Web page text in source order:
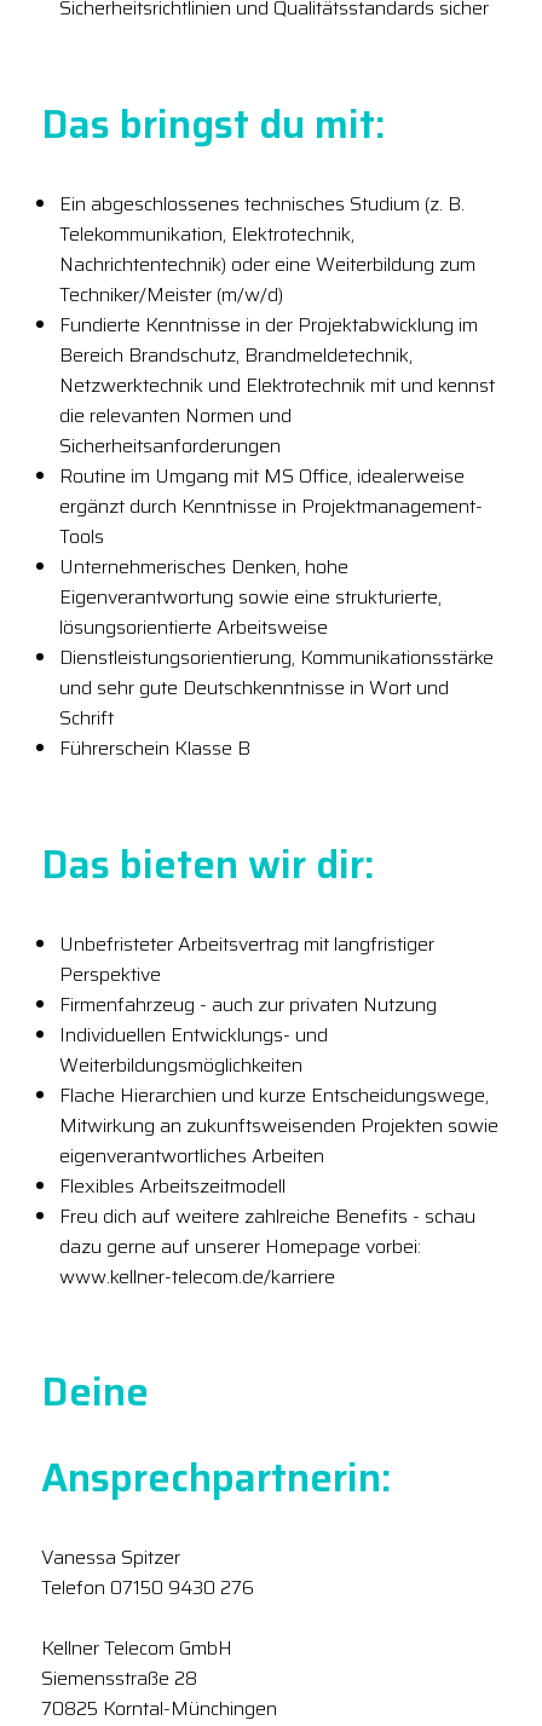
Sicherheitsrichtlinien und Qualitätsstandards sicher
Das bringst du mit:
Ein abgeschlossenes technisches Studium (z. B.
Telekommunikation, Elektrotechnik,
Nachrichtentechnik) oder eine Weiterbildung zum
Techniker/Meister (m/w/d)
Fundierte Kenntnisse in der Projektabwicklung im
Bereich Brandschutz, Brandmeldetechnik,
Netzwerktechnik und Elektrotechnik mit und kennst
die relevanten Normen und
Sicherheitsanforderungen
Routine im Umgang mit MS Office, idealerweise
ergänzt durch Kenntnisse in Projektmanagement-
Tools
Unternehmerisches Denken, hohe
Eigenverantwortung sowie eine strukturierte,
lösungsorientierte Arbeitsweise
Dienstleistungsorientierung, Kommunikationsstärke
und sehr gute Deutschkenntnisse in Wort und
Schrift
Führerschein Klasse B
Das bieten wir dir:
Unbefristeter Arbeitsvertrag mit langfristiger
Perspektive
Firmenfahrzeug - auch zur privaten Nutzung
Individuellen Entwicklungs- und
Weiterbildungsmöglichkeiten
Flache Hierarchien und kurze Entscheidungswege,
Mitwirkung an zukunftsweisenden Projekten sowie
eigenverantwortliches Arbeiten
Flexibles Arbeitszeitmodell
Freu dich auf weitere zahlreiche Benefits - schau
dazu gerne auf unserer Homepage vorbei:
www.kellner-telecom.de/karriere
Deine
Ansprechpartnerin:
Vanessa Spitzer
Telefon 07150 9430 276
Kellner Telecom GmbH
Siemensstraße 28
70825 Korntal-Münchingen